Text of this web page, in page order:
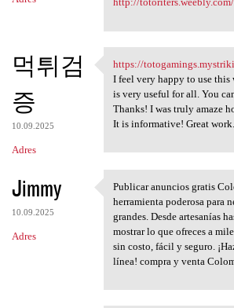
먹튀검
증
10.09.2025
Adres
https://totogamings
https://
I feel very happy to use this
is very useful for all. You
Thanks! I was truly amaze
It is informative! Great
Jimmy
10.09.2025
Adres
Publicar anuncios
Publicar anuncios gratis
herramienta poderosa para
grandes. Desde artesanías
mostrar lo que ofreces a
sin costo, fácil y seguro.
línea! compra y venta